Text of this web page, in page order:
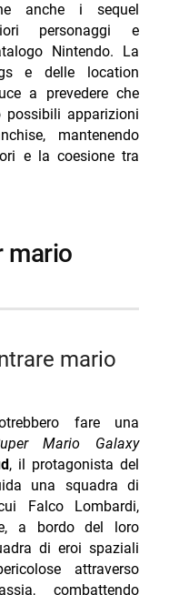
anche i sequel
personaggi e
Nintendo. La
e delle location
a prevedere che
apparizioni
mantenendo
e la coesione tra
fare una
Mario Galaxy
, il protagonista del
una squadra di
Falco Lombardi,
a bordo del loro
di eroi spaziali
attraverso
combattendo